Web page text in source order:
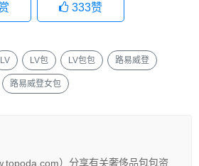
333赞
LV LV包 LV包包 路易威登
路易威登女包
）分享有关奢侈品包包资